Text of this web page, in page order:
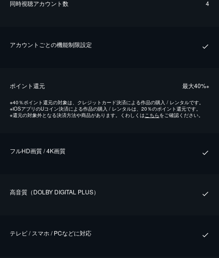
同時視聴アカウント数 4
アカウントごとの機能制限設定
ポイント還元 最⼤40%※
※40％ポイント還元の対象は、クレジットカード決済による作品の購入 / レンタルです。
※iOSアプリのUコイン決済による作品の購入 / レンタルは、20％のポイント還元です。
※還元の対象外となる決済方法や商品があります。くわしくは こちらをご確認ください。
フルHD画質 / 4K画質
⾼⾳質（DOLBY DIGITAL PLUS）
テレビ / スマホ / PCなどに対応